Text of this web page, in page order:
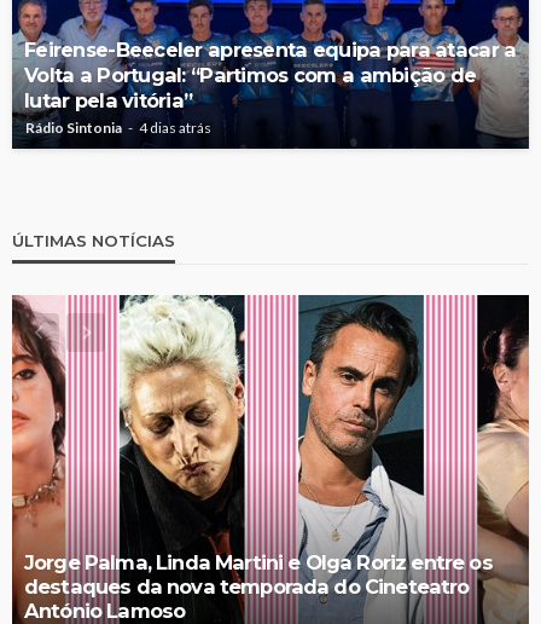
Feirense-Beeceler apresenta equipa para atacar a
Volta a Portugal: “Partimos com a ambição de
lutar pela vitória”
Rádio Sintonia 4 dias atrás
ÚLTIMAS NOTÍCIAS
Jorge Palma, Linda Martini e Olga Roriz entre os
destaques da nova temporada do Cineteatro
António Lamoso